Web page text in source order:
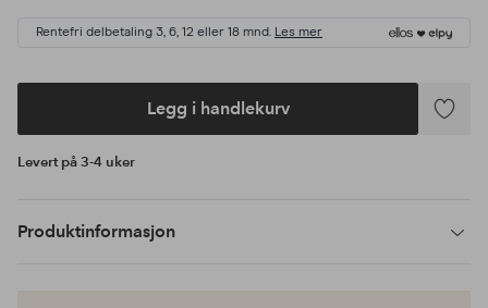
Rentefri delbetaling 3, 6, 12 eller 18 mnd. Les mer
Legg i handlekurv
Legg
Levert på 3-4 uker
Produktinformasjon